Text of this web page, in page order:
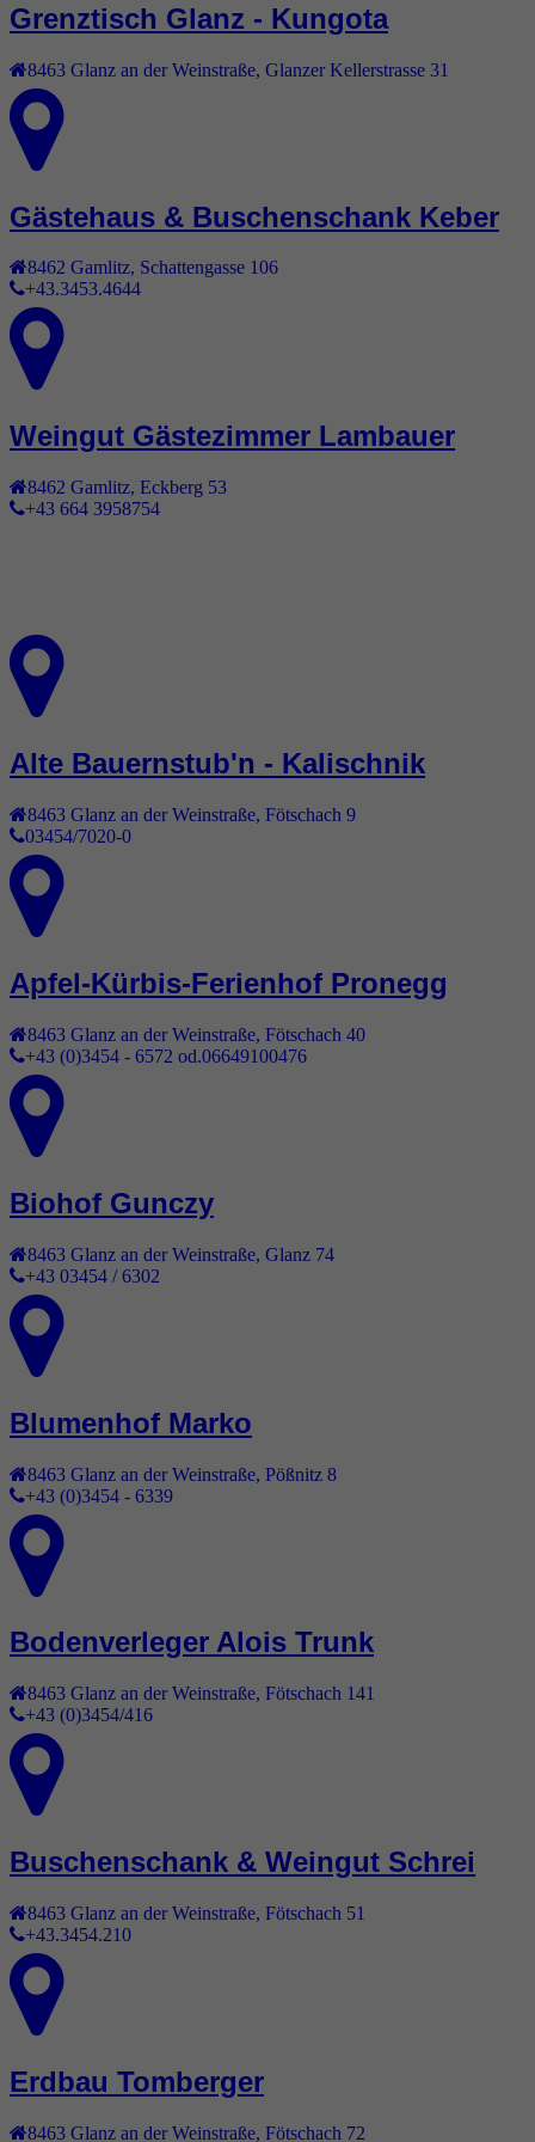
Grenztisch Glanz - Kungota
8463 Glanz an der Weinstraße Glanzer Kellerstrasse 31
Gästehaus & Buschenschank Keber
8462 Gamlitz, Schattengasse 106
+43.3453.4644
Weingut Gästezimmer Lambauer
8462 Gamlitz, Eckberg 53
+43 664 3958754
Alte Bauernstub'n - Kalischnik
8463 Glanz an der Weinstraße Fötschach 9
03454/7020-0
Apfel-Kürbis-Ferienhof Pronegg
8463 Glanz an der Weinstraße Fötschach 40
+43 (0)3454 - 6572 od.06649100476
Biohof Gunczy
8463 Glanz an der Weinstraße Glanz 74
+43 03454 / 6302
Blumenhof Marko
8463 Glanz an der Weinstraße Pößnitz 8
+43 (0)3454 - 6339
Bodenverleger Alois Trunk
8463 Glanz an der Weinstraße, Fötschach 141
+43 (0)3454/416
Buschenschank & Weingut Schrei
8463 Glanz an der Weinstraße Fötschach 51
+43.3454.210
Erdbau Tomberger
8463 Glanz an der Weinstraße Fötschach 72